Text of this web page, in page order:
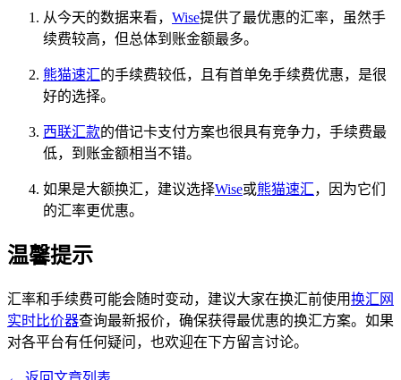
从今天的数据来看， Wise提供了最优惠的汇率，虽然手
续费较高，但总体到账金额最多。
熊猫速汇的手续费较低，且有首单免手续费优惠，是很
好的选择。
西联汇款的借记卡支付方案也很具有竞争力，手续费最
低，到账金额相当不错。
如果是大额换汇，建议选择Wise或熊猫速汇，因为它们
的汇率更优惠。
温馨提示
汇率和手续费可能会随时变动，建议大家在换汇前使用换汇网
实时比价器查询最新报价，确保获得最优惠的换汇方案。如果
对各平台有任何疑问，也欢迎在下方留言讨论。